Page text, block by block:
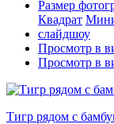
Размер
Квадрат
слайдшоу
Просмотр в
Просмотр в
Тигр рядом с